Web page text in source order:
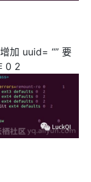
加 uuid= “” 要
0 2